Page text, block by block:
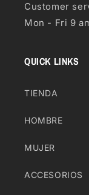
Customer
Mon - Fri 9
QUICK LINKS
TIENDA
HOMBRE
MUJER
ACCESORIOS